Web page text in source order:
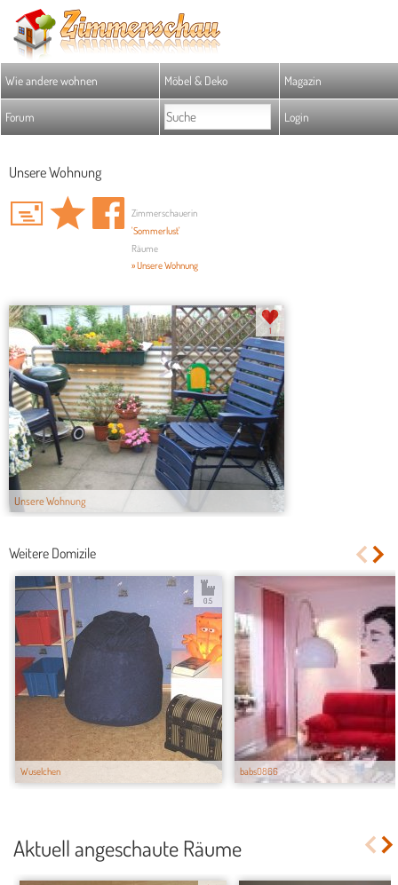
Wie andere wohnen Möbel & Deko Magazin
Forum Login
Unsere Wohnung
Zimmerschauerin
'Sommerlust'
Räume
» Unsere Wohnung
Unsere Wohnung
1
Weitere Domizile
Wuselchen
0.5
babs0866
Aktuell angeschaute Räume